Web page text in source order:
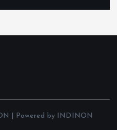
| Powered by INDINON